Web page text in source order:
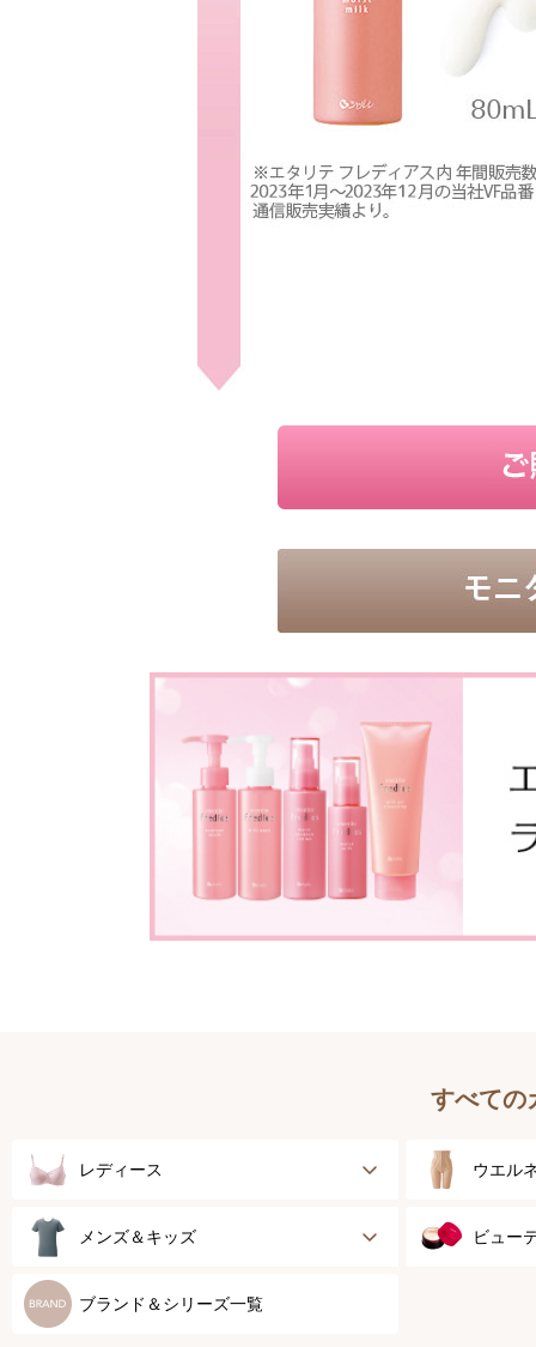
すべての
レディース
ブラジャー
ブラジャーパッド
ウエル
健康サ
メンズ＆キッズ
メンズトップ
ビュー
ブランド＆シリーズ一覧